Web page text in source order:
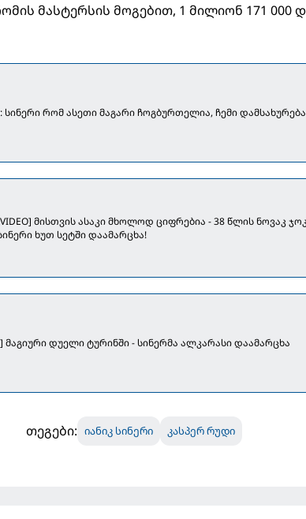
მასტერსის მოგებით, 1 მილიონ 171 000
სინერი რომ ასეთი მაგარი ჩოგბურთელია, ჩემი
მისთვის ასაკი მხოლოდ ციფრებია - 38 წლის ნოვაკ
ხუთ სეტში დაამარცხა!
მაგიური დუელი ტურინში - სინერმა ალკარასი დაამარცხა
თეგები: იანიკ სინერი კასპერ რუდი